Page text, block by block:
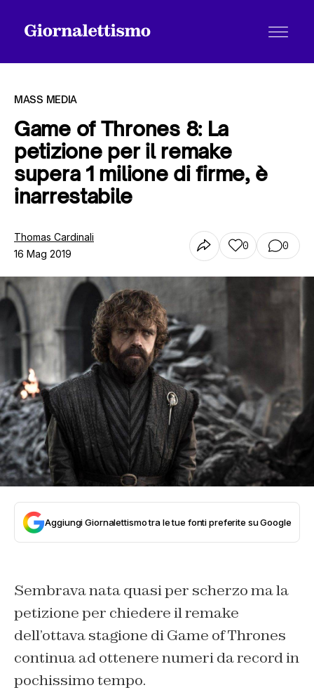
Tutti gli articoli
Contatti
MASS MEDIA
Game of Thrones 8: La
petizione per il remake
supera 1 milione di firme, è
inarrestabile
Thomas Cardinali
16 Mag 2019
0 0
Aggiungi Giornalettismo tra le tue fonti preferite su Google
Sembrava nata quasi per scherzo ma la
petizione per chiedere il remake
dell’ottava stagione di Game of Thrones
continua ad ottenere numeri da record in
pochissimo tempo.